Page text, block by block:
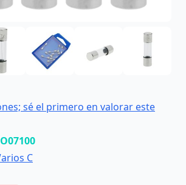
sé el primero en valorar este
C